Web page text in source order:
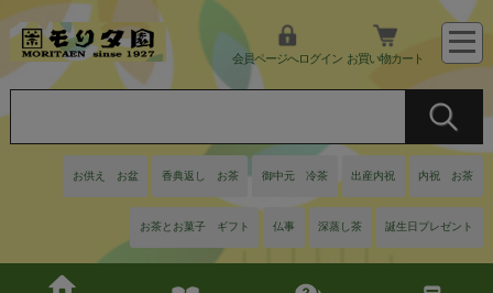
お供え お盆 香典返し お茶 御中元 冷茶 出産内祝 内祝 お茶
お茶とお菓子 ギフト 仏事 深蒸し茶 誕生日プレゼント
会員ページへログイン お買い物カート